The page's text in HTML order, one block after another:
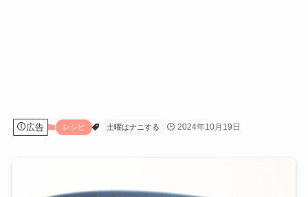
広告 レシピ 土曜はナニする 2024年10月19日